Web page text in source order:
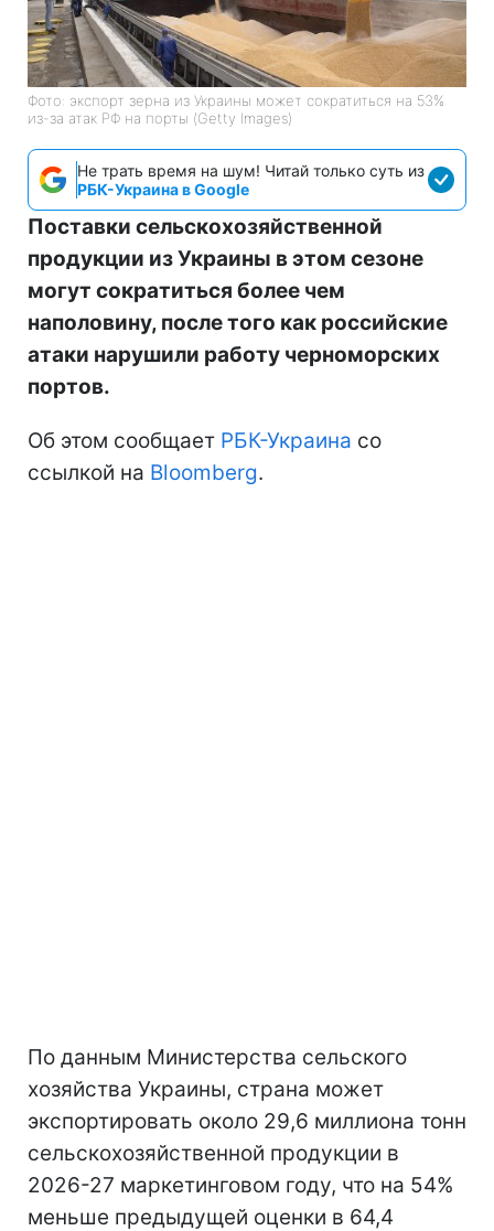
Фото: экспорт зерна из Украины может сократиться на 53%
из-за атак РФ на порты (Getty Images)
Не трать время на шум! Читай только суть из
РБК-Украина в Google
Поставки сельскохозяйственной
продукции из Украины в этом сезоне
могут сократиться более чем
наполовину, после того как российские
атаки нарушили работу черноморских
портов.
Об этом сообщает РБК-Украина со
ссылкой на Bloomberg.
По данным Министерства сельского
хозяйства Украины, страна может
экспортировать около 29,6 миллиона тонн
сельскохозяйственной продукции в
2026-27 маркетинговом году, что на 54%
меньше предыдущей оценки в 64,4